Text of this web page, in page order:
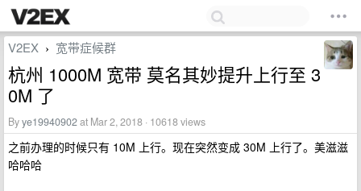
V2EX › 宽带症候群
杭州 1000M 宽带 莫名其妙提升上行至 3
0M 了
Byye19940902at Mar 2, 2018 · 10618 views
之前办理的时候只有 10M 上行。现在突然变成 30M 上行了。美滋滋
哈哈哈